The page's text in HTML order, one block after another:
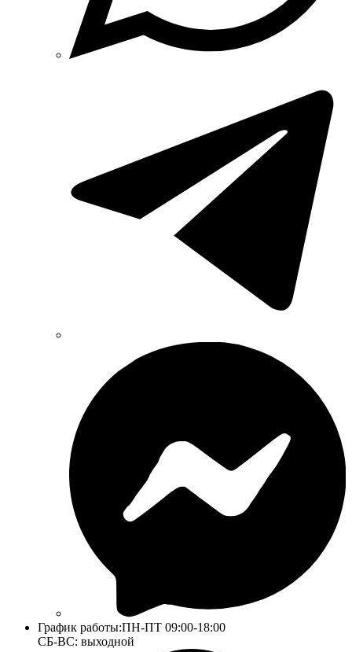
График работы:ПН-ПТ 09:00-18:00
СБ-ВС: выходной